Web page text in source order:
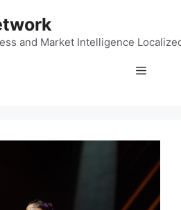
and Market Intelligence
Menu